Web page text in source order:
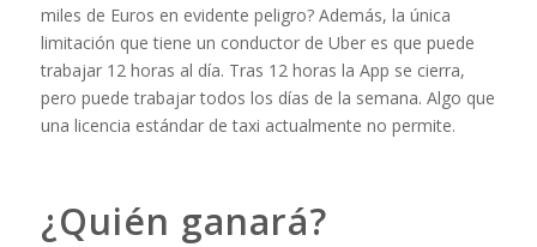
miles de Euros en evidente peligro? Además, la única
limitación que tiene un conductor de Uber es que puede
trabajar 12 horas al día. Tras 12 horas la App se cierra,
pero puede trabajar todos los días de la semana. Algo que
una licencia estándar de taxi actualmente no permite.
¿Quién ganará?